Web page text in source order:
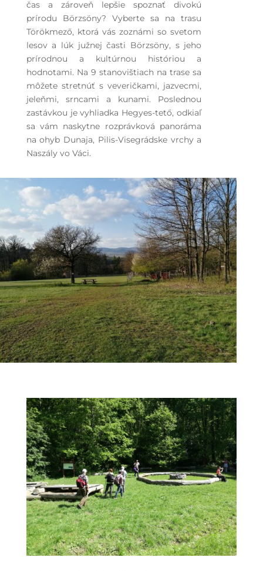
čas a zároveň lepšie spoznať divokú
prírodu Börzsöny? Vyberte sa na trasu
Törökmező, ktorá vás zoznámi so svetom
lesov a lúk južnej časti Börzsöny, s jeho
prírodnou a kultúrnou históriou a
hodnotami. Na 9 stanovištiach na trase sa
môžete stretnúť s veveričkami, jazvecmi,
jeleňmi, srncami a kunami. Poslednou
zastávkou je vyhliadka Hegyes-tető, odkiaľ
sa vám naskytne rozprávková panoráma
na ohyb Dunaja, Pilis-Visegrádske vrchy a
Naszály vo Váci.